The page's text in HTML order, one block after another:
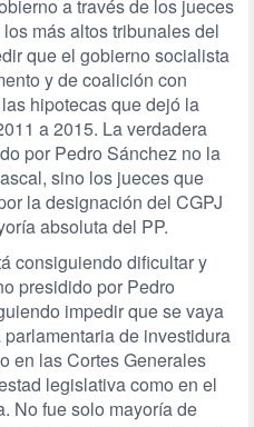
a través de los jueces
más altos tribunales del
que el gobierno socialista
y de coalición con
hipotecas que dejó la
a 2015. La verdadera
por Pedro Sánchez no la
sino los jueces que
la designación del CGPJ
absoluta del PP.
consiguiendo dificultar y
presidido por Pedro
impedir que se vaya
de investidura
en las Cortes Generales
legislativa como en el
No fue solo mayoría de